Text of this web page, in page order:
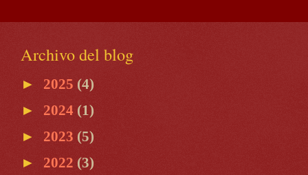
Archivo del blog
► 2025 (4)
► 2024 (1)
► 2023 (5)
► 2022 (3)